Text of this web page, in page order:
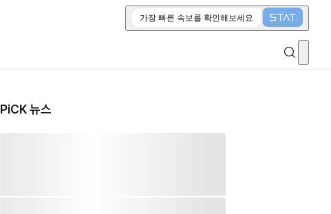
가장 빠른 속보를 확인해보세요
PiCK 뉴스